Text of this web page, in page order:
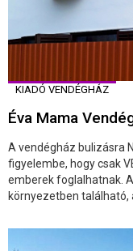
KIADÓ VENDÉGHÁZ
Éva Mama
A vendégház bulizásra
figyelembe, hogy csak
emberek foglalhatnak.
környezetben található,